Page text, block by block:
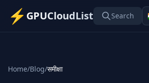
⚡ GPUCloudList Search
Home/Blog/समीक्षा